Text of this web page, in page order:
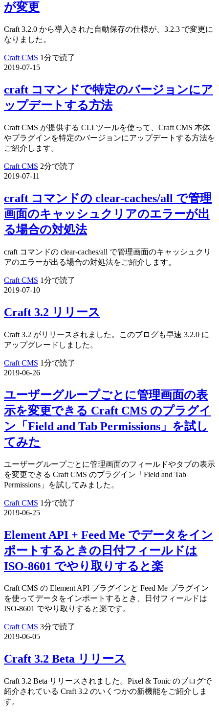
が変更
Craft 3.2.0 から導入された自動保存の仕様が、3.2.3 で変更に
なりました。
Craft CMS 1分で読了
2019-07-15
craft コマンドで特定のバージョンにア
ップデートする方法
Craft CMS が提供する CLI ツールを使って、Craft CMS 本体
やプラグインを特定のバージョンにアップデートする方法を
ご紹介します。
Craft CMS 2分で読了
2019-07-11
craft コマンドの clear-caches/all で管理
画面のキャッシュクリアのエラーが出
る場合の対処法
craft コマンドの clear-caches/all で管理画面のキャッシュクリ
アのエラーが出る場合の対処法をご紹介します。
Craft CMS 1分で読了
2019-07-10
Craft 3.2 リリース
Craft 3.2 がリリースされました。このブログも早速 3.2.0 に
アップグレードしました。
Craft CMS 1分で読了
2019-06-26
ユーザーグループごとに管理画面の表
示を変更できる Craft CMS のプラグイ
ン「Field and Tab Permissions」を試し
てみた
ユーザーグループごとに管理画面のフィールドやタブの表示
を変更できる Craft CMS のプラグイン「Field and Tab
Permissions」を試してみました。
Craft CMS 1分で読了
2019-06-25
Element API + Feed Me でデータをイン
ポートするときの日付フィールドは
ISO-8601 でやり取りすると楽
Craft CMS の Element API プラグインと Feed Me プラグイン
を使ってデータをインポートするとき、日付フィールドは
ISO-8601 でやり取りすると楽です。
Craft CMS 3分で読了
2019-06-05
Craft 3.2 Beta リリース
Craft 3.2 Beta リリースされました。Pixel & Tonic のブログで
紹介されている Craft 3.2 のいくつかの新機能をご紹介しま
す。